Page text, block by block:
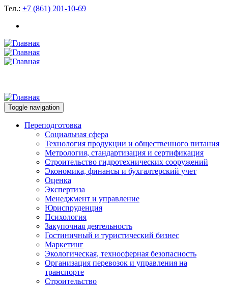
Тел.: +7 (861) 201-10-69
Toggle navigation
Переподготовка
Социальная сфера
Технология продукции и общественного питания
Метрология, стандартизация и сертификация
Строительство гидротехнических сооружений
Экономика, финансы и бухгалтерский учет
Оценка
Экспертиза
Менеджмент и управление
Юриспруденция
Психология
Закупочная деятельность
Гостиничный и туристический бизнес
Маркетинг
Экологическая, техносферная безопасность
Организация перевозок и управления на
транспорте
Строительство